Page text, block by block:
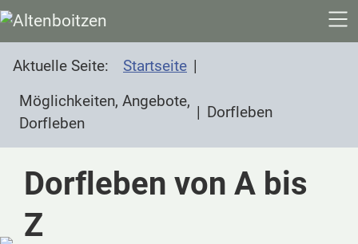
SKIP TO MAIN CONTENT
Aktuelle Seite:
Startseite
Möglichkeiten, Angebote,
Dorfleben
Dorfleben
Dorfleben von A bis
Z